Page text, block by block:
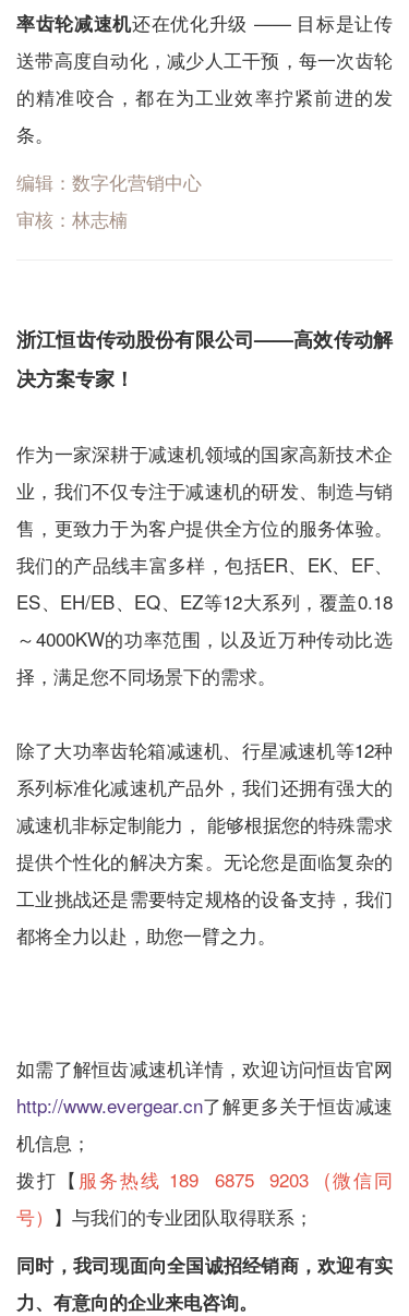
率齿轮减速机还在优化升级 —— 目标是让传
送带高度自动化，减少人工干预，每一次齿轮
的精准咬合，都在为工业效率拧紧前进的发
条。
编辑：数字化营销中心
审核：林志楠
浙江恒齿传动股份有限公司——高效传动解
决方案专家！
作为一家深耕于减速机领域的国家高新技术企
业，我们不仅专注于减速机的研发、制造与销
售，更致力于为客户提供全方位的服务体验。
我们的产品线丰富多样，包括ER、EK、EF、
ES、EH/EB、EQ、EZ等12大系列，覆盖0.18
～4000KW的功率范围，以及近万种传动比选
择，满足您不同场景下的需求。
除了大功率齿轮箱减速机、 行星减速机等12种
系列标准化减速机产品外，我们还拥有强大的
减速机非标定制能力， 能够根据您的特殊需求
提供个性化的解决方案。无论您是面临复杂的
工业挑战还是需要特定规格的设备支持，我们
都将全力以赴，助您一臂之力。
如需了解恒齿减速机详情，欢迎访问恒齿官网
http://www.evergear.cn了解更多关于恒齿减速
机信息；
拨打【 服务热线 189 6875 9203 (微信同
号） 】与我们的专业团队取得联系；
同时，我司现面向全国诚招经销商，欢迎有实
力、有意向的企业来电咨询。